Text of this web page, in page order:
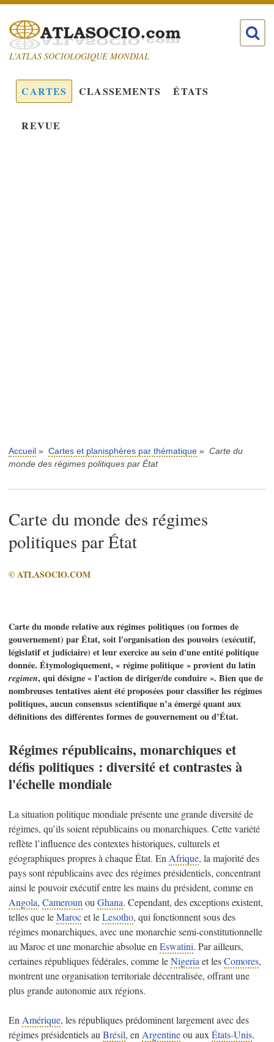
L'ATLAS SOCIOLOGIQUE MONDIAL
CARTES CLASSEMENTS ÉTATS
REVUE
Accueil » Cartes et planisphères par thématique » Carte du
monde des régimes politiques par État
Carte du monde des régimes
politiques par État
© ATLASOCIO.COM
Carte du monde relative aux régimes politiques (ou formes de
gouvernement) par État, soit l'organisation des pouvoirs (exécutif,
législatif et judiciaire) et leur exercice au sein d'une entité politique
donnée. Étymologiquement, « régime politique » provient du latin
regimen, qui désigne « l'action de diriger/de conduire ». Bien que de
nombreuses tentatives aient été proposées pour classifier les régimes
politiques, aucun consensus scientifique n’a émergé quant aux
définitions des différentes formes de gouvernement ou d’État.
Régimes républicains, monarchiques et
défis politiques : diversité et contrastes à
l'échelle mondiale
La situation politique mondiale présente une grande diversité de
régimes, qu’ils soient républicains ou monarchiques. Cette variété
reflète l’influence des contextes historiques, culturels et
géographiques propres à chaque État. EnAfrique, la majorité des
pays sont républicains avec des régimes présidentiels, concentrant
ainsi le pouvoir exécutif entre les mains du président, comme en
Angola, CamerounouGhana. Cependant, des exceptions existent,
telles que leMarocet leLesotho, qui fonctionnent sous des
régimes monarchiques, avec une monarchie semi-constitutionnelle
au Maroc et une monarchie absolue enEswatini. Par ailleurs,
certaines républiques fédérales, comme leNigeriaet lesComores,
montrent une organisation territoriale décentralisée, offrant une
plus grande autonomie aux régions.
EnAmérique, les républiques prédominent largement avec des
régimes présidentiels auBrésil, enArgentineou auxÉtats-Unis.